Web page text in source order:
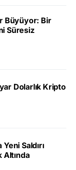
Büyüyor: Bir
Süresiz
Dolarlık Kripto
Saldırı
Altında